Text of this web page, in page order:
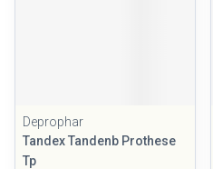
Deprophar
Tandex Tandenb Prothese
Tp